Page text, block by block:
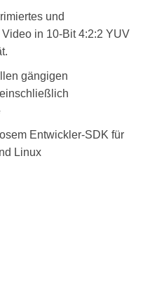
und
in 10-Bit 4:2:2 YUV
gängigen
Entwickler-SDK für
Linux